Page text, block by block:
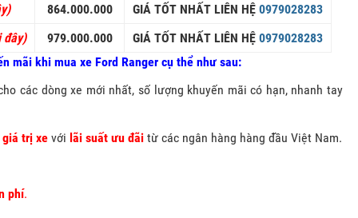
864.000.000 GIÁ TỐT NHẤT LIÊN HỆ 0979028283
đây)
979.000.000 GIÁ TỐT NHẤT LIÊN HỆ 0979028283
mãi khi mua xe Ford Ranger cụ thể như sau:
các dòng xe mới nhất, số lượng khuyến mãi có hạn, nhanh tay
giá trị xe với lãi suất ưu đãi từ các ngân hàng hàng đầu Việt Nam.
phí.